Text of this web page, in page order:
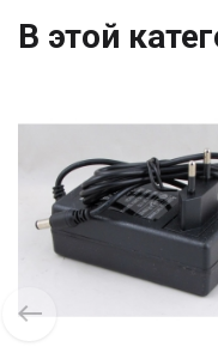
В этой